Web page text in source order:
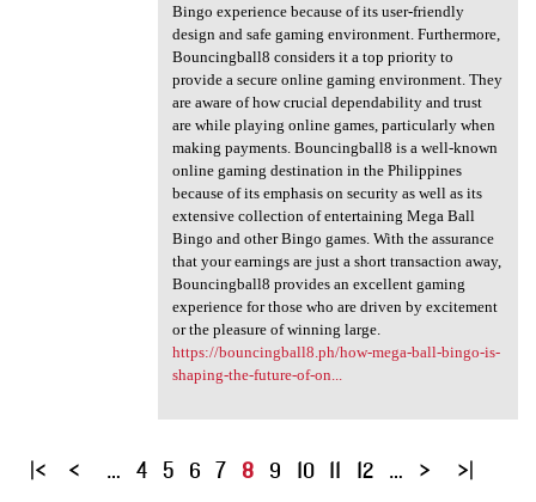
Bingo experience because of its user-friendly
design and safe gaming environment. Furthermore,
Bouncingball8 considers it a top priority to
provide a secure online gaming environment. They
are aware of how crucial dependability and trust
are while playing online games, particularly when
making payments. Bouncingball8 is a well-known
online gaming destination in the Philippines
because of its emphasis on security as well as its
extensive collection of entertaining Mega Ball
Bingo and other Bingo games. With the assurance
that your earnings are just a short transaction away,
Bouncingball8 provides an excellent gaming
experience for those who are driven by excitement
or the pleasure of winning large.
https://bouncingball8.ph/how-mega-ball-bingo-is-
shaping-the-future-of-on...
S
… 4 5 6 7 8 9 10 11 12 …